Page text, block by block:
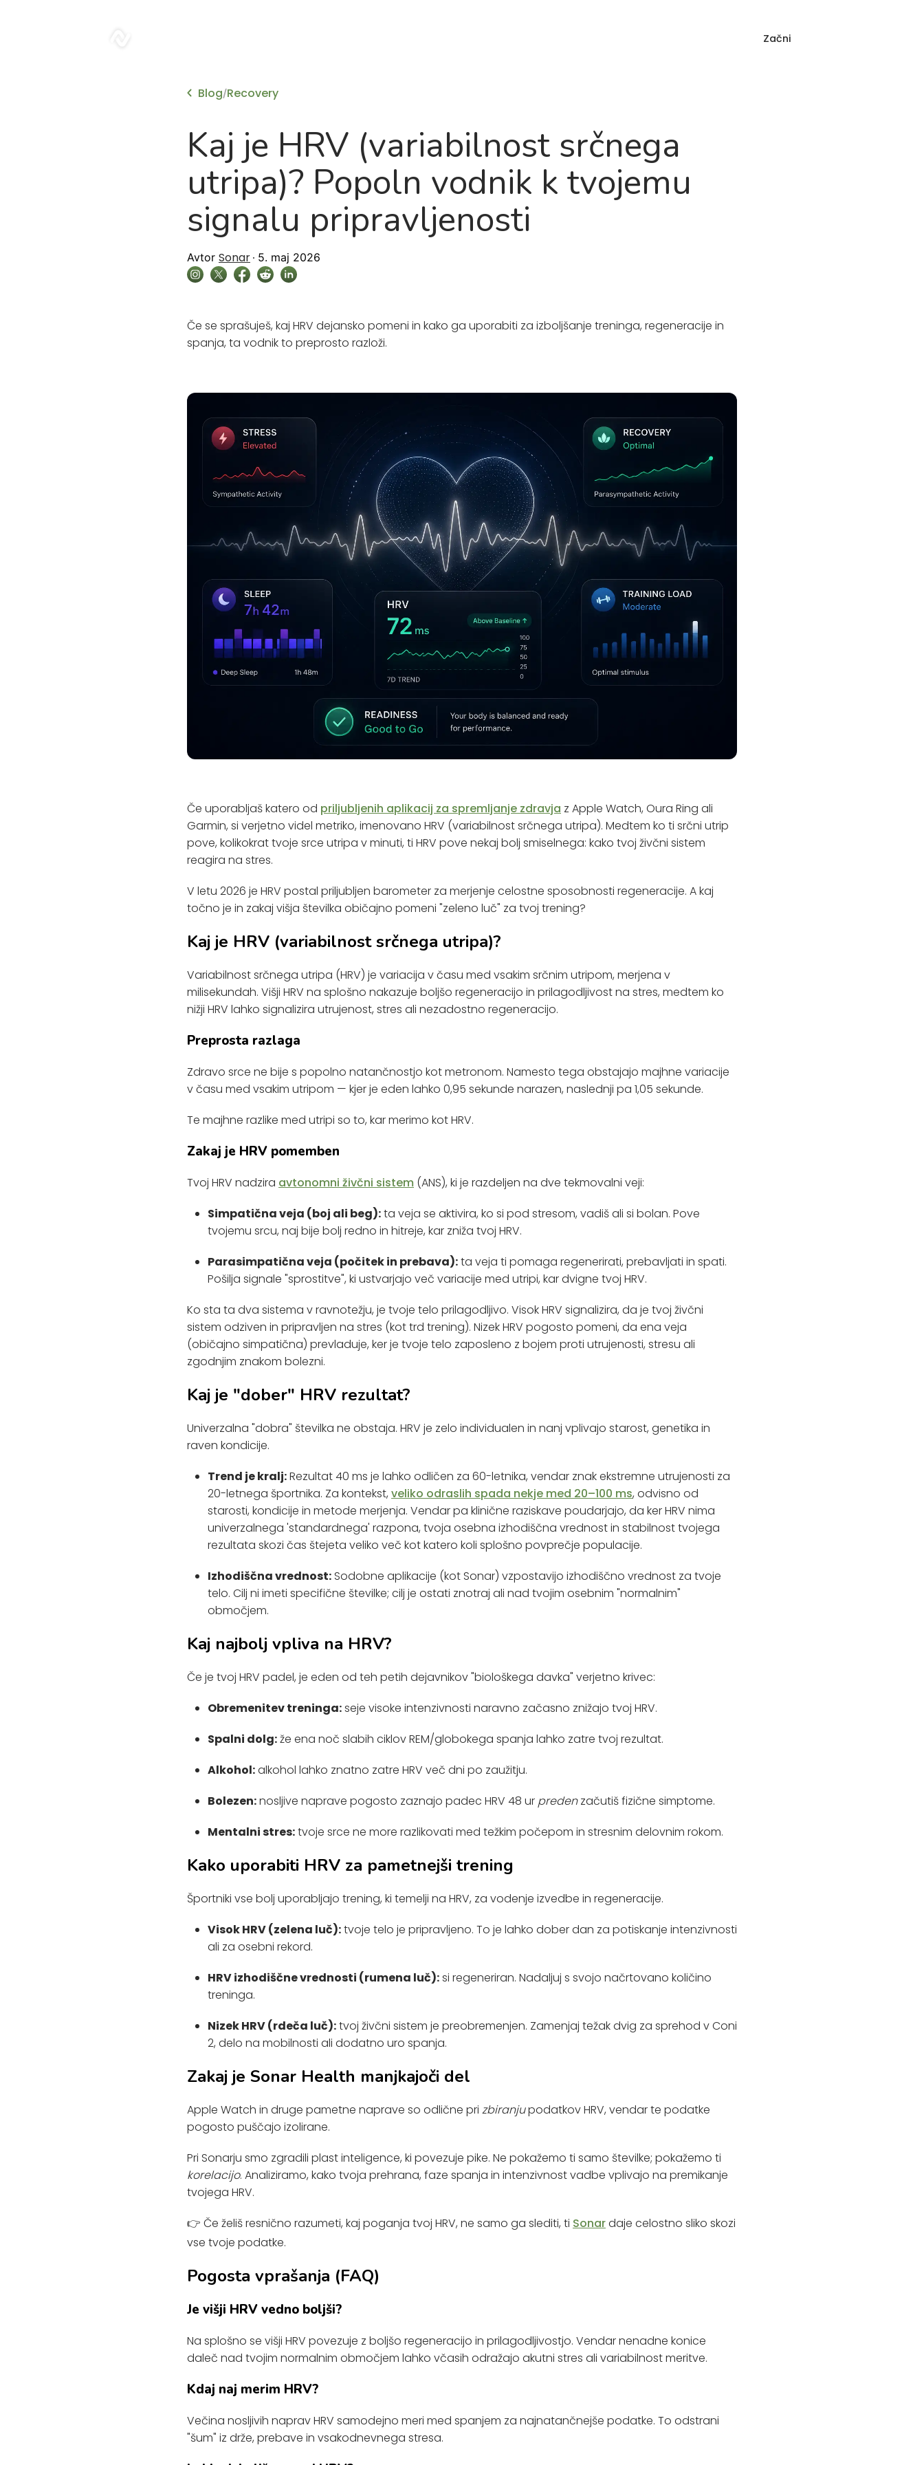
Začni
Blog/Recovery
Kaj je HRV (variabilnost srčnega
utripa)? Popoln vodnik k tvojemu
signalu pripravljenosti
Avtor Sonar 5. maj 2026
Če se sprašuješ, kaj HRV dejansko pomeni in kako ga uporabiti za izboljšanje treninga, regeneracije in
spanja, ta vodnik to preprosto razloži.
Če uporabljaš katero od priljubljenih aplikacij za spremljanje zdravja z Apple Watch, Oura Ring ali
Garmin, si verjetno videl metriko, imenovano HRV (variabilnost srčnega utripa). Medtem ko ti srčni utrip
pove, kolikokrat tvoje srce utripa v minuti, ti HRV pove nekaj bolj smiselnega: kako tvoj živčni sistem
reagira na stres.
V letu 2026 je HRV postal priljubljen barometer za merjenje celostne sposobnosti regeneracije. A kaj
točno je in zakaj višja številka običajno pomeni "zeleno luč" za tvoj trening?
Kaj je HRV (variabilnost srčnega utripa)?
Variabilnost srčnega utripa (HRV) je variacija v času med vsakim srčnim utripom, merjena v
milisekundah. Višji HRV na splošno nakazuje boljšo regeneracijo in prilagodljivost na stres, medtem ko
nižji HRV lahko signalizira utrujenost, stres ali nezadostno regeneracijo.
Preprosta razlaga
Zdravo srce ne bije s popolno natančnostjo kot metronom. Namesto tega obstajajo majhne variacije
v času med vsakim utripom — kjer je eden lahko 0,95 sekunde narazen, naslednji pa 1,05 sekunde.
Te majhne razlike med utripi so to, kar merimo kot HRV.
Zakaj je HRV pomemben
Tvoj HRV nadzira avtonomni živčni sistem (ANS), ki je razdeljen na dve tekmovalni veji:
Simpatična veja (boj ali beg):ta veja se aktivira, ko si pod stresom, vadiš ali si bolan. Pove
tvojemu srcu, naj bije bolj redno in hitreje, kar zniža tvoj HRV.
Parasimpatična veja (počitek in prebava):ta veja ti pomaga regenerirati, prebavljati in spati.
Pošilja signale "sprostitve", ki ustvarjajo več variacije med utripi, kar dvigne tvoj HRV.
Ko sta ta dva sistema v ravnotežju, je tvoje telo prilagodljivo. Visok HRV signalizira, da je tvoj živčni
sistem odziven in pripravljen na stres (kot trd trening). Nizek HRV pogosto pomeni, da ena veja
(običajno simpatična) prevladuje, ker je tvoje telo zaposleno z bojem proti utrujenosti, stresu ali
zgodnjim znakom bolezni.
Kaj je "dober" HRV rezultat?
Univerzalna "dobra" številka ne obstaja. HRV je zelo individualen in nanj vplivajo starost, genetika in
raven kondicije.
Trend je kralj:Rezultat 40 ms je lahko odličen za 60-letnika, vendar znak ekstremne utrujenosti za
20-letnega športnika. Za kontekst, veliko odraslih spada nekje med 20–100 ms, odvisno od
starosti, kondicije in metode merjenja. Vendar pa klinične raziskave poudarjajo, da ker HRV nima
univerzalnega 'standardnega' razpona, tvoja osebna izhodiščna vrednost in stabilnost tvojega
rezultata skozi čas štejeta veliko več kot katero koli splošno povprečje populacije.
Izhodiščna vrednost: Sodobne aplikacije (kot Sonar) vzpostavijo izhodiščno vrednost za tvoje
telo. Cilj ni imeti specifične številke; cilj je ostati znotraj ali nad tvojim osebnim "normalnim"
območjem.
Kaj najbolj vpliva na HRV?
Če je tvoj HRV padel, je eden od teh petih dejavnikov "biološkega davka" verjetno krivec:
Obremenitev treninga:seje visoke intenzivnosti naravno začasno znižajo tvoj HRV.
Spalni dolg:že ena noč slabih ciklov REM/globokega spanja lahko zatre tvoj rezultat.
Alkohol:alkohol lahko znatno zatre HRV več dni po zaužitju.
Bolezen:nosljive naprave pogosto zaznajo padec HRV 48 ur predenzačutiš fizične simptome.
Mentalni stres:tvoje srce ne more razlikovati med težkim počepom in stresnim delovnim rokom.
Kako uporabiti HRV za pametnejši trening
Športniki vse bolj uporabljajo trening, ki temelji na HRV, za vodenje izvedbe in regeneracije.
Visok HRV (zelena luč):tvoje telo je pripravljeno. To je lahko dober dan za potiskanje intenzivnosti
ali za osebni rekord.
HRV izhodiščne vrednosti (rumena luč):si regeneriran. Nadaljuj s svojo načrtovano količino
treninga.
Nizek HRV (rdeča luč):tvoj živčni sistem je preobremenjen. Zamenjaj težak dvig za sprehod v Coni
2, delo na mobilnosti ali dodatno uro spanja.
Zakaj je Sonar Health manjkajoči del
Apple Watch in druge pametne naprave so odlične pri zbiranjupodatkov HRV, vendar te podatke
pogosto puščajo izolirane.
Pri Sonarju smo zgradili plast inteligence, ki povezuje pike. Ne pokažemo ti samo številke; pokažemo ti
korelacijo. Analiziramo, kako tvoja prehrana, faze spanja in intenzivnost vadbe vplivajo na premikanje
tvojega HRV.
👉 Če želiš resnično razumeti, kaj poganja tvoj HRV, ne samo ga slediti, ti Sonardaje celostno sliko skozi
vse tvoje podatke.
Pogosta vprašanja (FAQ)
Je višji HRV vedno boljši?
Na splošno se višji HRV povezuje z boljšo regeneracijo in prilagodljivostjo. Vendar nenadne konice
daleč nad tvojim normalnim območjem lahko včasih odražajo akutni stres ali variabilnost meritve.
Kdaj naj merim HRV?
Večina nosljivih naprav HRV samodejno meri med spanjem za najnatančnejše podatke. To odstrani
"šum" iz drže, prebave in vsakodnevnega stresa.